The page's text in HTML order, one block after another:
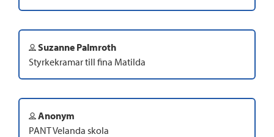
Suzanne Palmroth
Styrkekramar till fina Matilda
Anonym
PANT Velanda skola